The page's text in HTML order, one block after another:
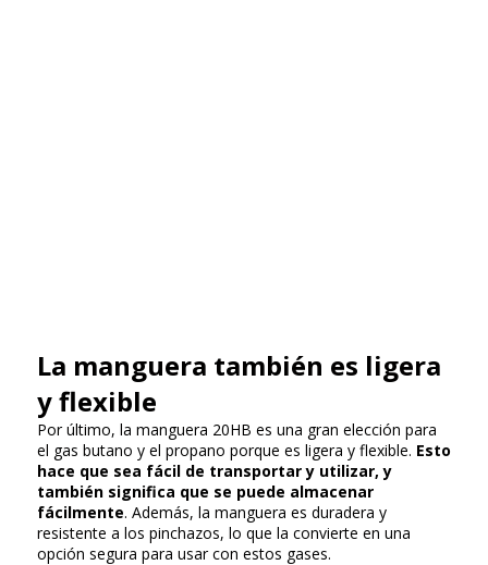
La manguera también es ligera
y flexible
Por último, la manguera 20HB es una gran elección para
el gas butano y el propano porque es ligera y flexible. Esto
hace que sea fácil de transportar y utilizar, y
también significa que se puede almacenar
fácilmente. Además, la manguera es duradera y
resistente a los pinchazos, lo que la convierte en una
opción segura para usar con estos gases.